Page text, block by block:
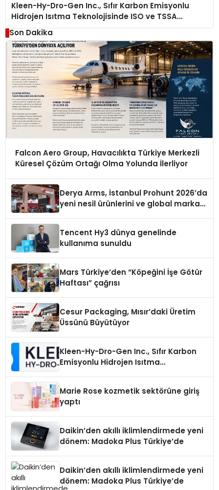
Kleen-Hy-Dro-Gen Inc., Sıfır Karbon Emisyonlu
Hidrojen Isıtma Teknolojisinde ISO ve TSSA
Düzenleyici Onaylarını Aldı
Son Dakika
Falcon Aero Group, Havacılıkta Türkiye Merkezli
Küresel Çözüm Ortağı Olma Yolunda İlerliyor
Derya Arms, İstanbul Prohunt 2026’da
yeni nesil ürünlerini ve global marka
Tencent Hy3 dünya genelinde
kullanıma sunuldu
Mars Türkiye’den “Köpeğini İşe Götür
Haftası” çağrısı
Cesur Packaging, Mısır’daki Üretim
Üssünü Büyütüyor
Kleen-Hy-Dro-Gen Inc., Sıfır Karbon
Emisyonlu Hidrojen Isıtma
Marie Rose kozmetik sektörüne giriş
yaptı
Daikin’den akıllı iklimlendirmede yeni
dönem: Madoka Plus Türkiye’de
Daikin’den akıllı iklimlendirmede yeni
dönem: Madoka Plus Türkiye’de